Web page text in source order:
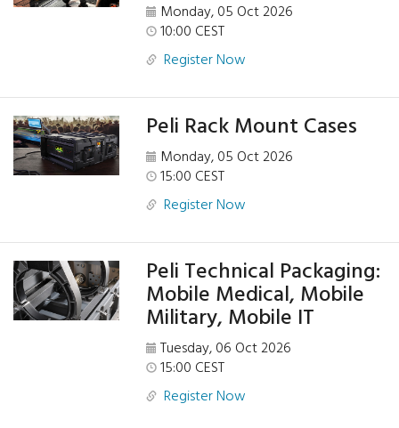
Monday, 05 Oct 2026
10:00 CEST
Register Now
Peli Rack Mount Cases
Monday, 05 Oct 2026
15:00 CEST
Register Now
Peli Technical Packaging:
Mobile Medical, Mobile
Military, Mobile IT
Tuesday, 06 Oct 2026
15:00 CEST
Register Now